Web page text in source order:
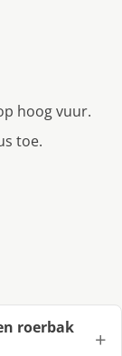
hoog vuur.
toe.
roerbak